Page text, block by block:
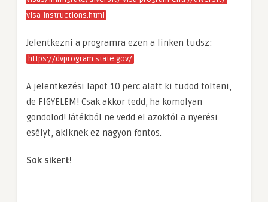
visa-instructions.html
Jelentkezni a programra ezen a linken tudsz:
https://dvprogram.state.gov/
A jelentkezési lapot 10 perc alatt ki tudod tölteni,
de FIGYELEM! Csak akkor tedd, ha komolyan
gondolod! Játékból ne vedd el azoktól a nyerési
esélyt, akiknek ez nagyon fontos.
Sok sikert!